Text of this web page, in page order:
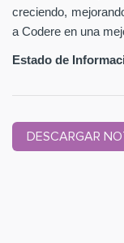
creciendo,
a Codere en una
Estado de
DESCARGAR